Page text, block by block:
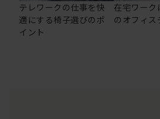
テレワークの仕事を快
適にする椅子選びのポ
イント
在宅ワーク
のオフィス